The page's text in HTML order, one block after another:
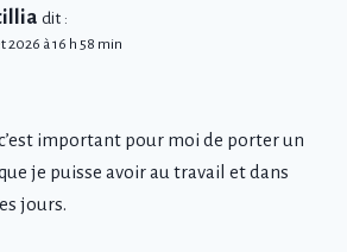
dit :
2026 à 16 h 58 min
important pour moi de porter un
je puisse avoir au travail et dans
jours.